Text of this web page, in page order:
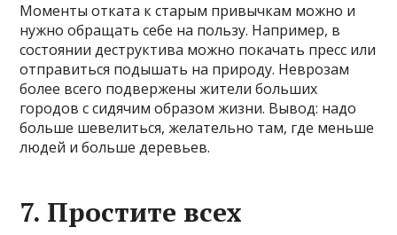
Моменты отката к старым привычкам можно и
нужно обращать себе на пользу. Например, в
состоянии деструктива можно покачать пресс или
отправиться подышать на природу. Неврозам
более всего подвержены жители больших
городов с сидячим образом жизни. Вывод: надо
больше шевелиться, желательно там, где меньше
людей и больше деревьев.
7. Простите всех